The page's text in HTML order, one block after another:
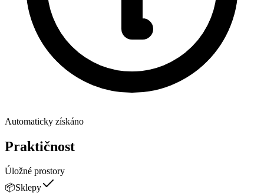
Automaticky získáno
Praktičnost
Úložné prostory
📦Sklepy